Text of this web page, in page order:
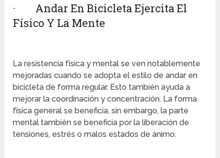
· Andar En Bicicleta Ejercita El
Físico Y La Mente
La resistencia física y mental se ven notablemente
mejoradas cuando se adopta el estilo de andar en
bicicleta de forma regular. Esto también ayuda a
mejorar la coordinación y concentración. La forma
física general se beneficia, sin embargo, la parte
mental también se beneficia por la liberación de
tensiones, estrés o malos estados de ánimo.